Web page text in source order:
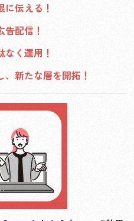
伝える！
配信！
く運用！
新たな層を開拓！